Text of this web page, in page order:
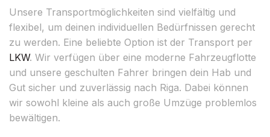
Unsere Transportmöglichkeiten sind vielfältig und
flexibel, um deinen individuellen Bedürfnissen gerecht
zu werden. Eine beliebte Option ist der Transport per
LKW. Wir verfügen über eine moderne Fahrzeugflotte
und unsere geschulten Fahrer bringen dein Hab und
Gut sicher und zuverlässig nach Riga. Dabei können
wir sowohl kleine als auch große Umzüge problemlos
bewältigen.